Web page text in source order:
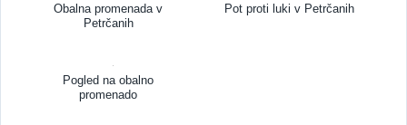
Obalna promenada v
Petrčanih
Pot proti luki v Petrčanih
Pogled na obalno
promenado